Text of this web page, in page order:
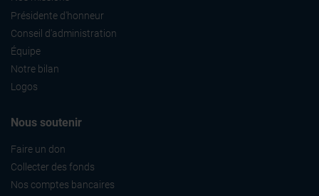
partageons également des informations sur l'utilisation de
notre site avec nos partenaires de médias sociaux, de
publicité et d'analyse, qui peuvent combiner celles-ci
avec d'autres informations que vous leur avez fournies
ou qu'ils ont collectées lors de votre utilisation de leurs
Présidente d'honneur
Conseil d'administration
Équipe
Notre bilan
Logos
Nous soutenir
Faire un don
Collecter des fonds
Nos comptes bancaires